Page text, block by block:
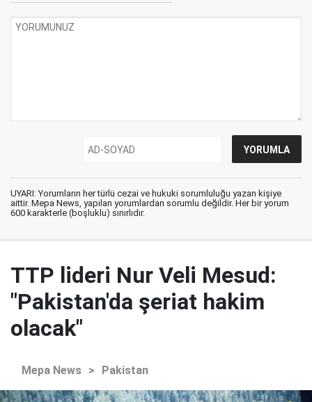
UYARI: Yorumların her türlü cezai ve hukuki sorumluluğu yazan kişiye
aittir. Mepa News, yapılan yorumlardan sorumlu değildir. Her bir yorum
600 karakterle (boşluklu) sınırlıdır.
TTP lideri Nur Veli Mesud:
"Pakistan'da şeriat hakim
olacak"
Mepa News > Pakistan